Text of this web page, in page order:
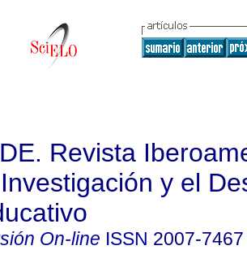
Revista
y el
On-line ISSN 2007-7467